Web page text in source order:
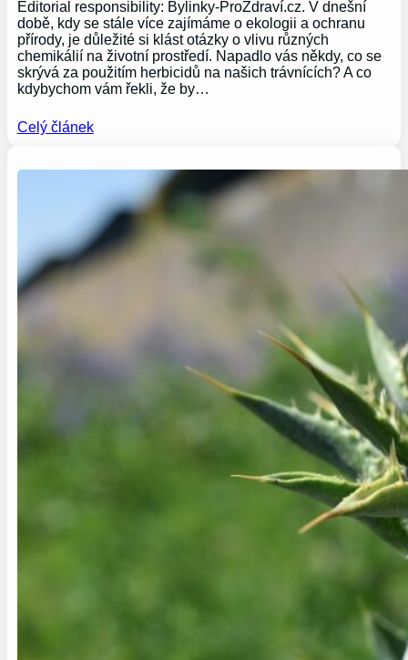
Editorial responsibility: Bylinky-ProZdraví.cz. V dnešní
době, kdy se stále více zajímáme o ekologii a ochranu
přírody, je důležité si klást otázky o vlivu různých
chemikálií na životní prostředí. Napadlo vás někdy, co se
skrývá za použitím herbicidů na našich trávnících? A co
kdybychom vám řekli, že by…
Celý článek